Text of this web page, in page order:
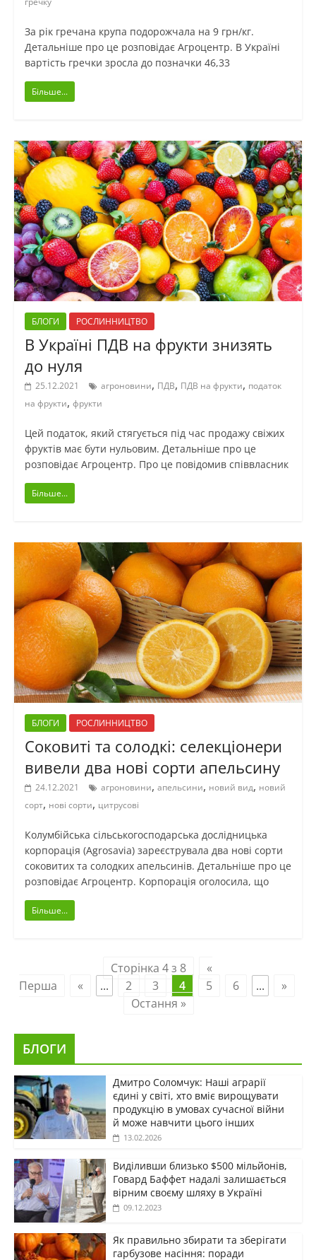
За рік гречана крупа подорожчала на 9 грн/кг.
Детальніше про це розповідає Агроцентр. В Україні
вартість гречки зросла до позначки 46,33
Більше...
БЛОГИ РОСЛИННИЦТВО
В Україні ПДВ на фрукти знизять
до нуля
25.12.2021 агроновини, ПДВ, ПДВ на фрукти, податок
на фрукти, фрукти
Цей податок, який стягується під час продажу свіжих
фруктів має бути нульовим. Детальніше про це
розповідає Агроцентр. Про це повідомив співвласник
Більше...
БЛОГИ РОСЛИННИЦТВО
Соковиті та солодкі: селекціонери
вивели два нові сорти апельсину
24.12.2021 агроновини, апельсини, новий вид, новий
сорт, нові сорти, цитрусові
Колумбійська сільськогосподарська дослідницька
корпорація (Agrosavia) зареєструвала два нові сорти
соковитих та солодких апельсинів. Детальніше про це
розповідає Агроцентр. Корпорація оголосила, що
Більше...
Сторінка 4 з 8
«
Перша
« ... 2 3 4 5 6 ...
»
Остання »
БЛОГИ
Дмитро Соломчук: Наші аграрії
єдині у світі, хто вміє вирощувати
продукцію в умовах сучасної війни
й може навчити цього інших
13.02.2026
Виділивши близько $500 мільйонів,
Говард Баффет надалі залишається
вірним своєму шляху в Україні
09.12.2023
Як правильно збирати та зберігати
гарбузове насіння: поради